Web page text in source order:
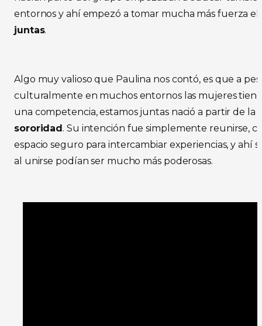
entornos y ahí empezó a tomar mucha más fuerza el
juntas.
Algo muy valioso que Paulina nos contó, es que a
culturalmente en muchos entornos las mujeres
una competencia, estamos juntas nació a partir de la
sororidad . Su intención fue simplemente reunirse,
espacio seguro para intercambiar experiencias, y ahí
al unirse podían ser mucho más poderosas.